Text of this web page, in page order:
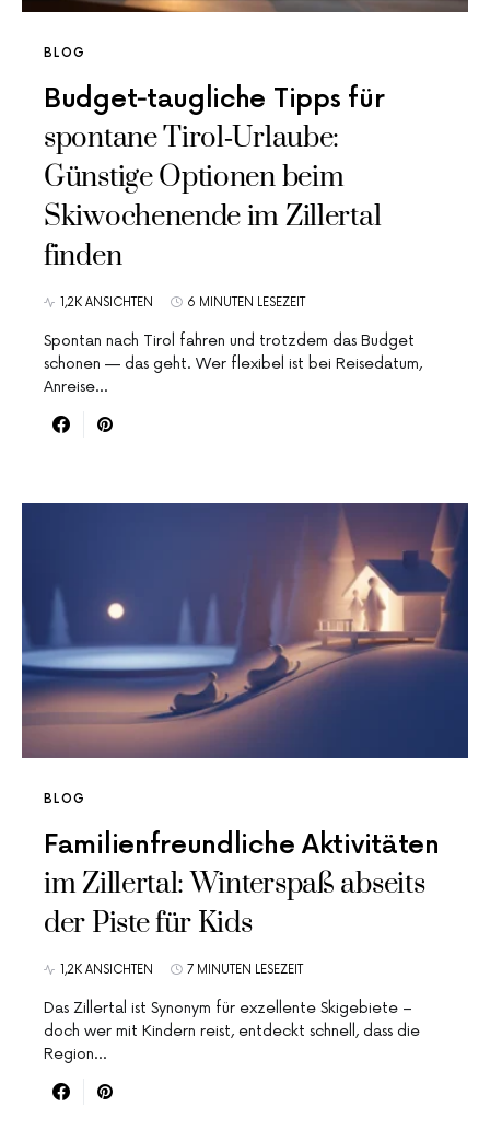
BLOG
Budget‑taugliche Tipps für
spontane Tirol‑Urlaube:
Günstige Optionen beim
Skiwochenende im Zillertal
finden
1,2K ANSICHTEN 6 MINUTEN LESEZEIT
Spontan nach Tirol fahren und trotzdem das Budget
schonen — das geht. Wer flexibel ist bei Reisedatum,
Anreise…
BLOG
Familienfreundliche Aktivitäten
im Zillertal: Winterspaß abseits
der Piste für Kids
1,2K ANSICHTEN 7 MINUTEN LESEZEIT
Das Zillertal ist Synonym für exzellente Skigebiete –
doch wer mit Kindern reist, entdeckt schnell, dass die
Region…